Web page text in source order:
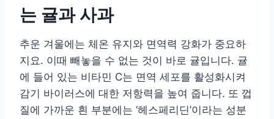
는 귤과 사과
추운 겨울에는 체온 유지와 면역력 강화가 중요하
지요. 이때 빼놓을 수 없는 것이 바로 귤입니다. 귤
에 들어 있는 비타민 C는 면역 세포를 활성화시켜
감기 바이러스에 대한 저항력을 높여 줍니다. 또 껍
질에 가까운 흰 부분에는 ‘헤스페리딘’이라는 성분